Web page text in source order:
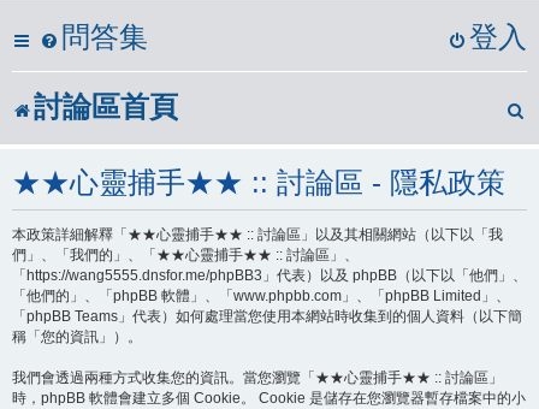
問答集 登入
討論區首頁
★★心靈捕手★★ :: 討論區 - 隱私政策
本政策詳細解釋「★★心靈捕手★★ :: 討論區」以及其相關網站（以下以「我
們」、「我們的」、「★★心靈捕手★★ :: 討論區」、
「https://wang5555.dnsfor.me/phpBB3」代表）以及 phpBB（以下以「他們」、
「他們的」、「phpBB 軟體」、「www.phpbb.com」、「phpBB Limited」、
「phpBB Teams」代表）如何處理當您使用本網站時收集到的個人資料（以下簡
稱「您的資訊」）。
我們會透過兩種方式收集您的資訊。當您瀏覽「★★心靈捕手★★ :: 討論區」
時，phpBB 軟體會建立多個 Cookie。 Cookie 是儲存在您瀏覽器暫存檔案中的小